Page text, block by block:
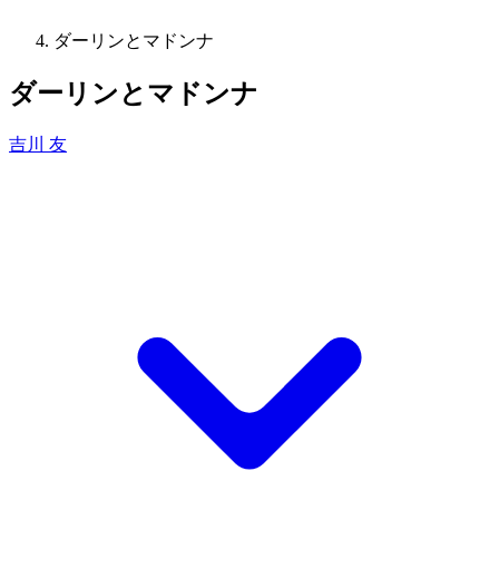
ダーリンとマドンナ
ダーリンとマドンナ
吉川 友